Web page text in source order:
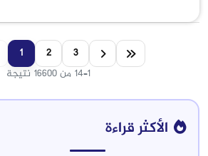
1 2
3
1–14 من 16600 نتيجة
الأكثر قراءة